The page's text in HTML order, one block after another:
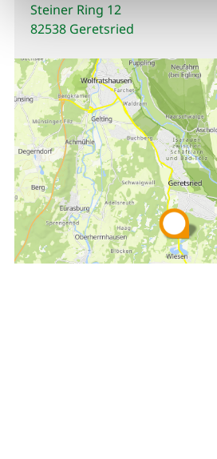
Steiner Ring 12
82538 Geretsried